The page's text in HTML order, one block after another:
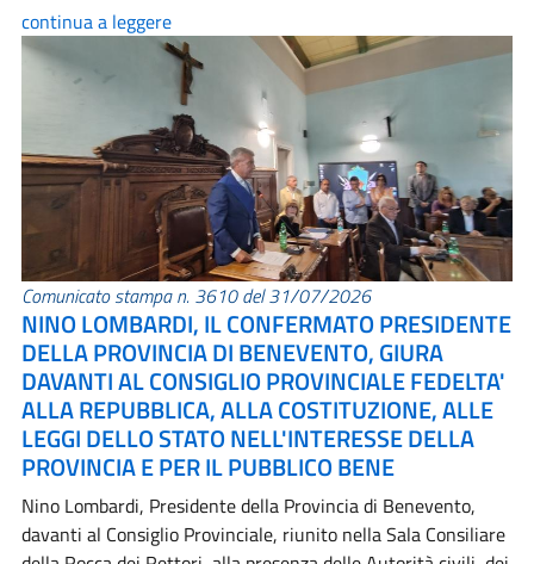
continua a leggere
Comunicato stampa n. 3610 del 31/07/2026
NINO LOMBARDI, IL CONFERMATO PRESIDENTE
DELLA PROVINCIA DI BENEVENTO, GIURA
DAVANTI AL CONSIGLIO PROVINCIALE FEDELTA'
ALLA REPUBBLICA, ALLA COSTITUZIONE, ALLE
LEGGI DELLO STATO NELL'INTERESSE DELLA
PROVINCIA E PER IL PUBBLICO BENE
Nino Lombardi, Presidente della Provincia di Benevento,
davanti al Consiglio Provinciale, riunito nella Sala Consiliare